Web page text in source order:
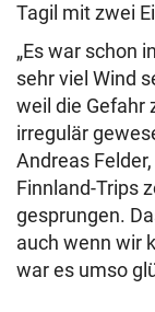
Tagil mit zwei
„Es war schon
sehr viel Wind
weil die Gefahr
irregulär
Andreas
Finnland-Trips
gesprungen.
auch wenn wir
war es umso